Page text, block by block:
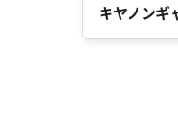
キヤノンギ